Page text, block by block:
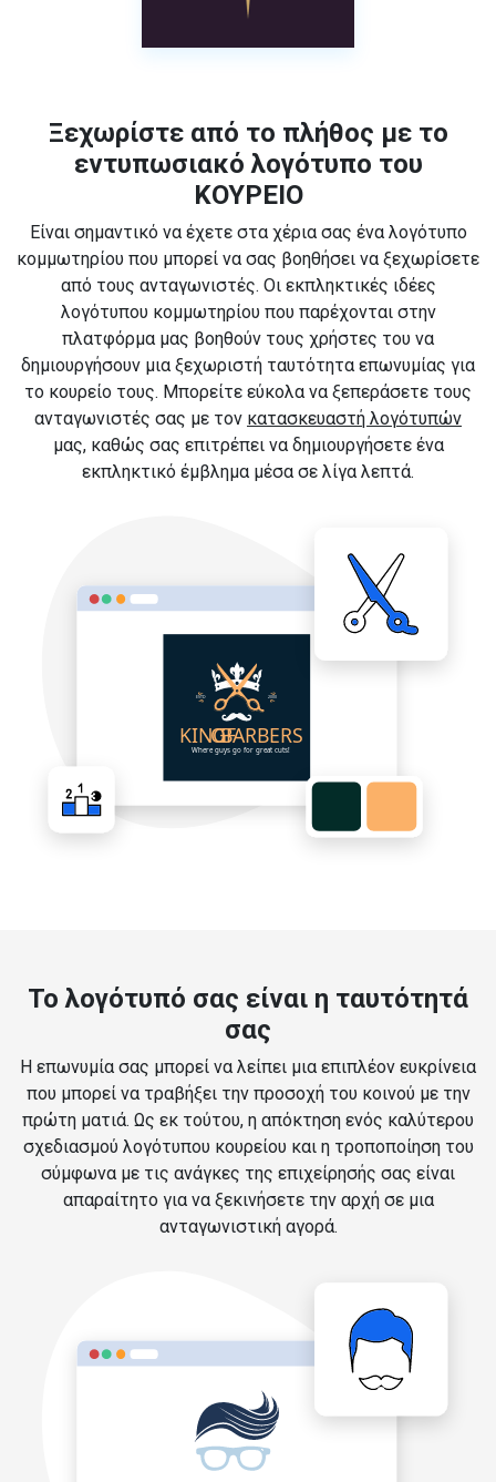
Ξεχωρίστε από το πλήθος με το
εντυπωσιακό λογότυπο του
ΚΟΥΡΕΙΟ
Είναι σημαντικό να έχετε στα χέρια σας ένα λογότυπο
κομμωτηρίου που μπορεί να σας βοηθήσει να ξεχωρίσετε
από τους ανταγωνιστές. Οι εκπληκτικές ιδέες
λογότυπου κομμωτηρίου που παρέχονται στην
πλατφόρμα μας βοηθούν τους χρήστες του να
δημιουργήσουν μια ξεχωριστή ταυτότητα επωνυμίας για
το κουρείο τους. Μπορείτε εύκολα να ξεπεράσετε τους
ανταγωνιστές σας με τον κατασκευαστή λογότυπών
μας, καθώς σας επιτρέπει να δημιουργήσετε ένα
εκπληκτικό έμβλημα μέσα σε λίγα λεπτά.
Το λογότυπό σας είναι η ταυτότητά
σας
Η επωνυμία σας μπορεί να λείπει μια επιπλέον ευκρίνεια
που μπορεί να τραβήξει την προσοχή του κοινού με την
πρώτη ματιά. Ως εκ τούτου, η απόκτηση ενός καλύτερου
σχεδιασμού λογότυπου κουρείου και η τροποποίηση του
σύμφωνα με τις ανάγκες της επιχείρησής σας είναι
απαραίτητο για να ξεκινήσετε την αρχή σε μια
ανταγωνιστική αγορά.